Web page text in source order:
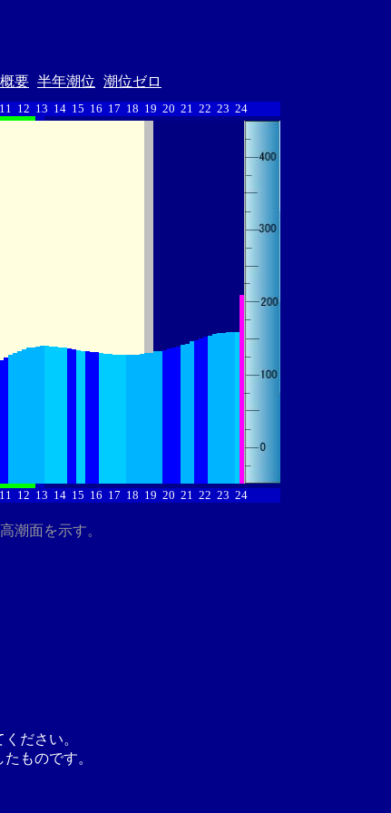
要 半年潮位 潮位ゼロ
11 12 13 14 15 16 17 18 19 20 21 22 23 24
11 12 13 14 15 16 17 18 19 20 21 22 23 24
潮面を示す。
ださい。
ものです。